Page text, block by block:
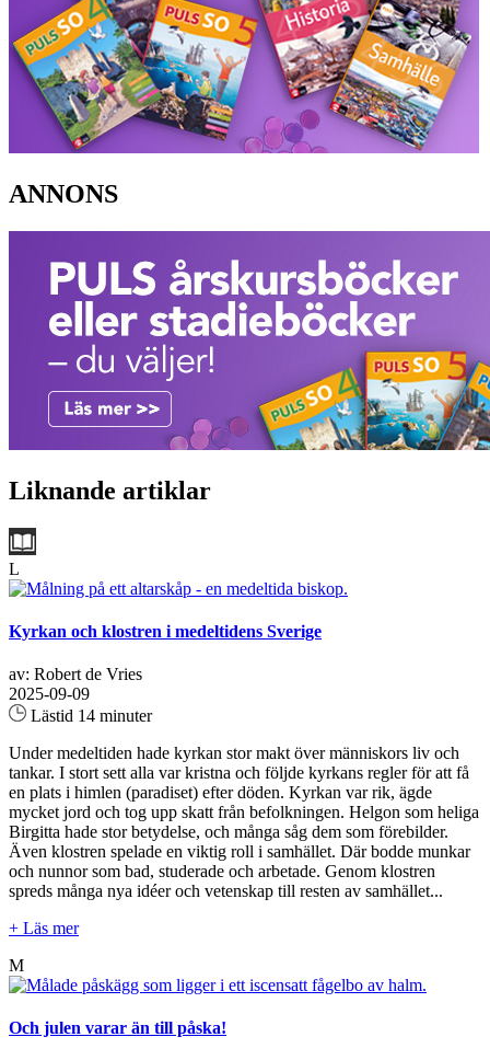
ANNONS
Liknande artiklar
L
Kyrkan och klostren i medeltidens Sverige
av: Robert de Vries
2025-09-09
Lästid 14 minuter
Under medeltiden hade kyrkan stor makt över människors liv och
tankar. I stort sett alla var kristna och följde kyrkans regler för att få
en plats i himlen (paradiset) efter döden. Kyrkan var rik, ägde
mycket jord och tog upp skatt från befolkningen. Helgon som heliga
Birgitta hade stor betydelse, och många såg dem som förebilder.
Även klostren spelade en viktig roll i samhället. Där bodde munkar
och nunnor som bad, studerade och arbetade. Genom klostren
spreds många nya idéer och vetenskap till resten av samhället...
+ Läs mer
M
Och julen varar än till påska!